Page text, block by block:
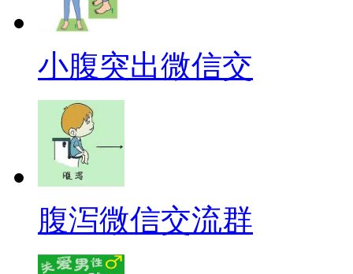
小腹突出微信交
腹泻微信交流群